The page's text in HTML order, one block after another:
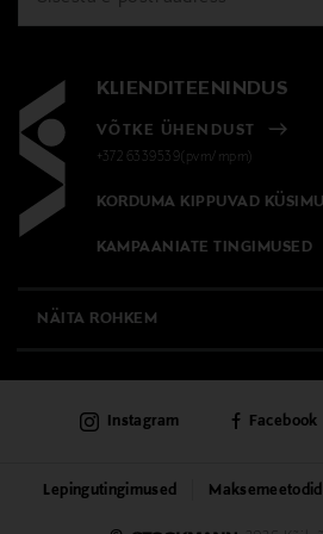
Suurus
13,5 cm
Valmistaja tootenumber
KLIENDITEENINDUS
VÕTKE ÜHENDUST
+372 6339539(pvm/mpm)
KORDUMA KIPPUVAD
KAMPAANIATE TINGIMUSED
NÄITA ROHKEM
PÜSIKLIENDITEENINDUS
KAUBAMAJAD
Lepingutingimused Maksemeetodid
Instagram Facebook